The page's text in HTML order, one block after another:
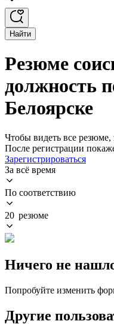
Найти
Резюме
должность
Белоярске
Чтобы видеть все резюме,
После регистрации
Зарегистрироваться
За всё время
По соответствию
20 резюме
Ничего не
Попробуйте изменить
Другие